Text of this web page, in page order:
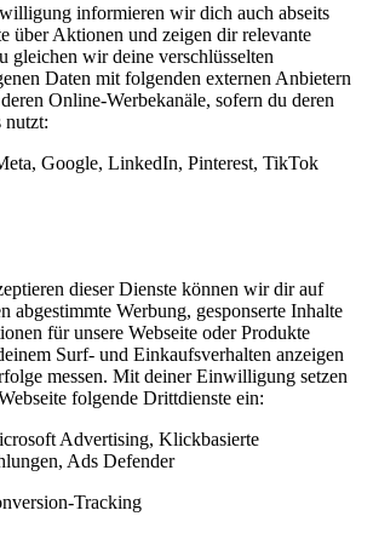
informieren wir dich auch abseits
über Aktionen und zeigen dir relevante
gleichen wir deine verschlüsselten
Daten mit folgenden externen Anbietern
Online-Werbekanäle, sofern du deren
nutzt:
Google, LinkedIn, Pinterest, TikTok
dieser Dienste können wir dir auf
abgestimmte Werbung, gesponserte Inhalte
für unsere Webseite oder Produkte
Surf- und Einkaufsverhalten anzeigen
messen. Mit deiner Einwilligung setzen
folgende Drittdienste ein:
Advertising, Klickbasierte
Ads Defender
Tracking